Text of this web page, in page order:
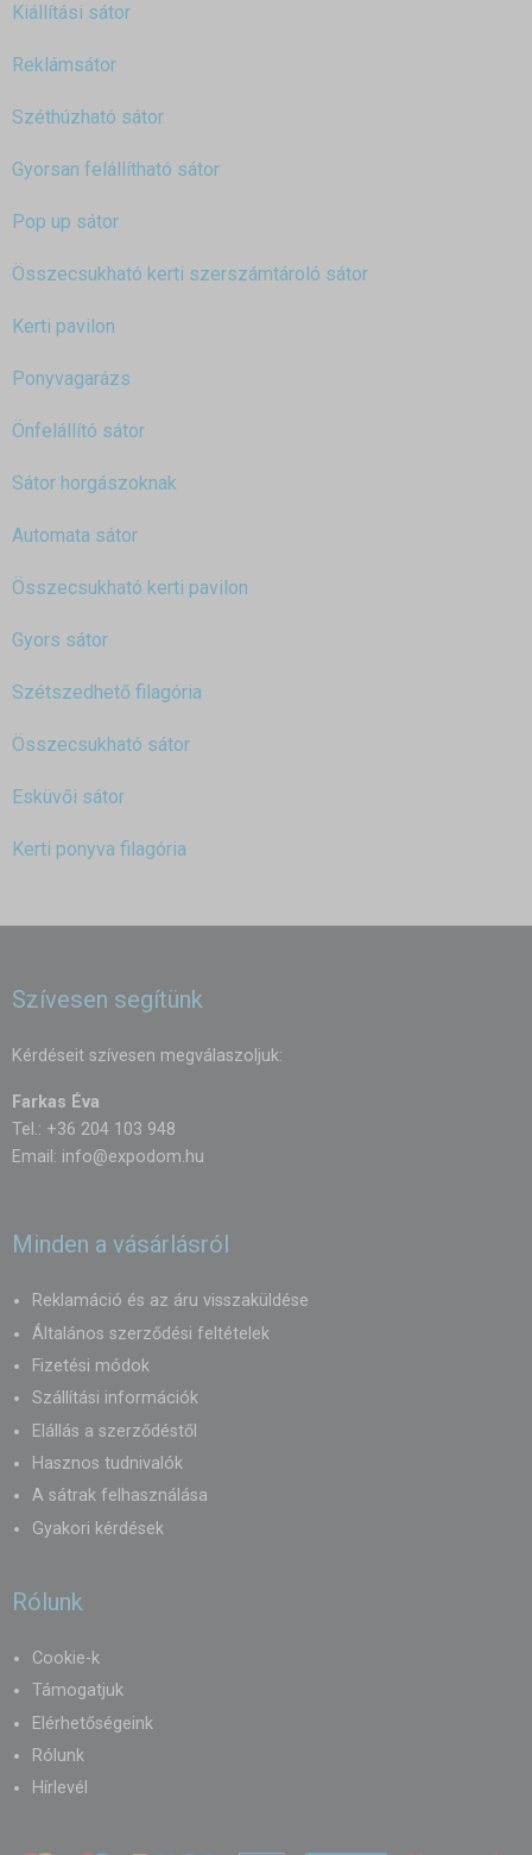
Kiállítási sátor
Reklámsátor
Széthúzható sátor
Gyorsan felállítható sátor
Pop up sátor
Összecsukható kerti szerszámtároló sátor
Kerti pavilon
Ponyvagarázs
Önfelállító sátor
Sátor horgászoknak
Automata sátor
Összecsukható kerti pavilon
Gyors sátor
Szétszedhető filagória
Összecsukható sátor
Esküvői sátor
Kerti ponyva filagória
Szívesen segítünk
Kérdéseit szívesen megválaszoljuk:
Farkas Éva
Tel.: +36 204 103 948
Email: info@expodom.hu
Minden a vásárlásról
Reklamáció és az áru visszaküldése
Általános szerződési feltételek
Fizetési módok
Szállítási információk
Elállás a szerződéstől
Hasznos tudnivalók
A sátrak felhasználása
Gyakori kérdések
Rólunk
Cookie-k
Támogatjuk
Elérhetőségeink
Rólunk
Hírlevél